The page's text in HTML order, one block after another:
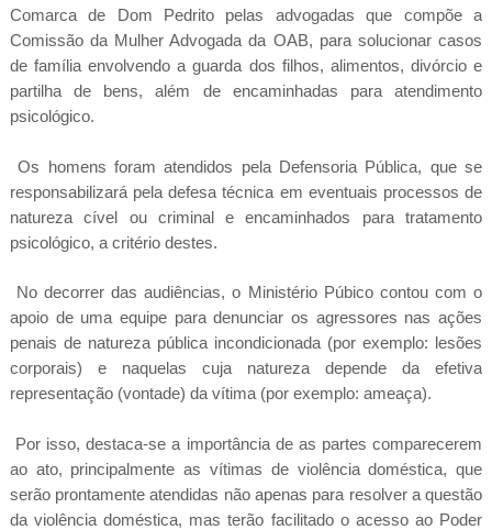
Comarca de Dom Pedrito pelas advogadas que compõe a
Comissão da Mulher Advogada da OAB, para solucionar casos
de família envolvendo a guarda dos filhos, alimentos, divórcio e
partilha de bens, além de encaminhadas para atendimento
psicológico.
Os homens foram atendidos pela Defensoria Pública, que se
responsabilizará pela defesa técnica em eventuais processos de
natureza cível ou criminal e encaminhados para tratamento
psicológico, a critério destes.
No decorrer das audiências, o Ministério Púbico contou com o
apoio de uma equipe para denunciar os agressores nas ações
penais de natureza pública incondicionada (por exemplo: lesões
corporais) e naquelas cuja natureza depende da efetiva
representação (vontade) da vítima (por exemplo: ameaça).
Por isso, destaca-se a importância de as partes comparecerem
ao ato, principalmente as vítimas de violência doméstica, que
serão prontamente atendidas não apenas para resolver a questão
da violência doméstica, mas terão facilitado o acesso ao Poder